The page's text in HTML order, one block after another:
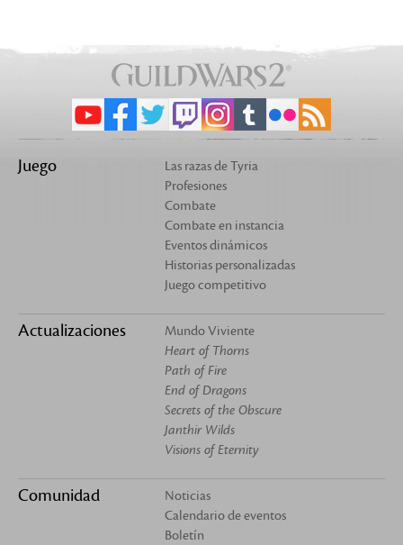
Juego
Las razas de Tyria
Profesiones
Combate
Combate en instancia
Eventos dinámicos
Historias personalizadas
Juego competitivo
Actualizaciones
Mundo Viviente
Heart of Thorns
Path of Fire
End of Dragons
Secrets of the Obscure
Janthir Wilds
Visions of Eternity
Comunidad
Noticias
Calendario de eventos
Boletín